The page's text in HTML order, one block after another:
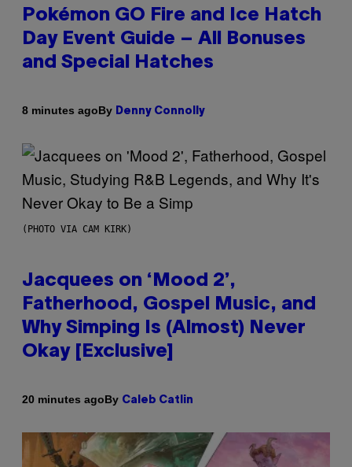
Pokémon GO Fire and Ice Hatch
Day Event Guide – All Bonuses
and Special Hatches
8 minutes agoBy Denny Connolly
(PHOTO VIA CAM KIRK)
Jacquees on ‘Mood 2’,
Fatherhood, Gospel Music, and
Why Simping Is (Almost) Never
Okay [Exclusive]
20 minutes agoBy Caleb Catlin